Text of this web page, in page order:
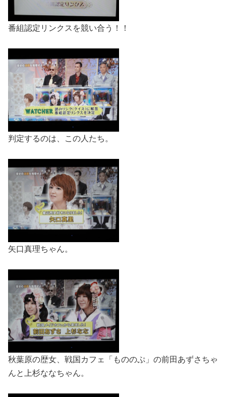
番組認定リンクスを競い合う！！
判定するのは、この人たち。
矢口真理ちゃん。
秋葉原の歴女、戦国カフェ「もののぷ」の前田あずさちゃ
んと上杉ななちゃん。